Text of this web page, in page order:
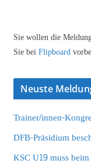
Sie wollen die
Sie beiFlipboard
Neuste
Trainer/innen-
DFB-Präsidium
KSC U19 muss